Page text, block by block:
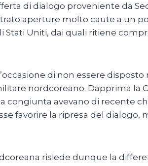
di dialogo proveniente da
aperture molto caute a un
Uniti, dai quali ritiene
di non essere
nordcoreano. Dapprima la
avevano di recente
favorire la ripresa del dialogo,
risiede dunque la